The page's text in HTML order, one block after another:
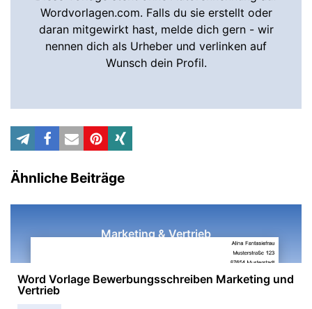
Wordvorlagen.com. Falls du sie erstellt oder
daran mitgewirkt hast, melde dich gern - wir
nennen dich als Urheber und verlinken auf
Wunsch dein Profil.
Ähnliche Beiträge
Marketing & Vertrieb
Word Vorlage Bewerbungsschreiben Marketing und
Vertrieb